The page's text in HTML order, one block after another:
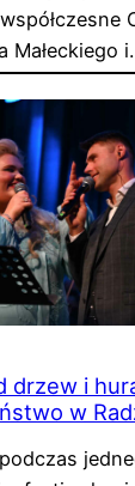
Małeckiego
drzew i
w